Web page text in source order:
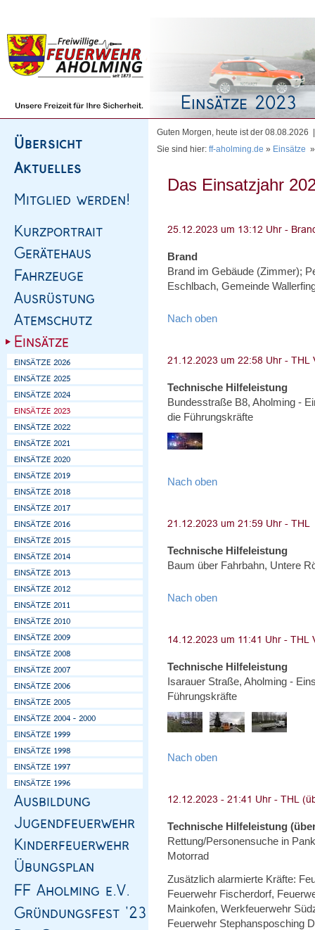
Guten Morgen, heute ist der
Sie sind hier: ff-aholming.de » Einsätze
Das Einsatzjahr
Brand
Brand im Gebäude (Zimmer);
Eschlbach, Gemeinde
Nach oben
Technische Hilfeleistung
Bundesstraße B8, Aholming -
die Führungskräfte
Nach oben
Technische Hilfeleistung
Baum über Fahrbahn, Untere
Nach oben
Technische Hilfeleistung
Isarauer Straße, Aholming -
Führungskräfte
Nach oben
Technische Hilfeleistung
Rettung/Personensuche in
Motorrad
Zusätzlich alarmierte Kräfte:
Feuerwehr Fischerdorf,
Mainkofen, Werkfeuerwehr
Feuerwehr Stephansposching